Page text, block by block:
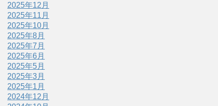
2025年12月
2025年11月
2025年10月
2025年8月
2025年7月
2025年6月
2025年5月
2025年3月
2025年1月
2024年12月